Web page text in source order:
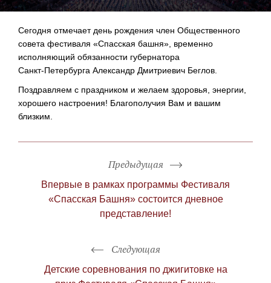
Сегодня отмечает день рождения член Общественного
совета фестиваля «Спасская башня», временно
исполняющий обязанности губернатора
Санкт-Петербурга Александр Дмитриевич Беглов.
Поздравляем с праздником и желаем здоровья, энергии,
хорошего настроения! Благополучия Вам и вашим
близким.
Следующая
Детские соревнования по джигитовке на
Предыдущая
Впервые в рамках программы Фестиваля
«Спасская Башня» состоится дневное
представление!